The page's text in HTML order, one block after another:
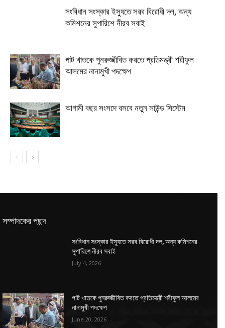
সংবিধান সংস্কার ইস্যুতে সরব বিরোধী দল, অন্য
কমিশনের সুপারিশে নীরব সবাই
পাট খাতকে পুনরুজ্জীবিত করতে প্রতিমন্ত্রী শরীফুল
আলমের নানামুখী পদক্ষেপ
আগামী বছর সংসদে বসবে নতুন সাউন্ড সিস্টেম
সম্পাদকের পছন্দ
সংবিধান সংস্কার ইস্যুতে সরব বিরোধী দল, অন্য কমিশনের
সুপারিশে নীরব সবাই
July 4, 2026
পাট খাতকে পুনরুজ্জীবিত করতে প্রতিমন্ত্রী শরীফুল আলমের
নানামুখী পদক্ষেপ
June 20, 2026